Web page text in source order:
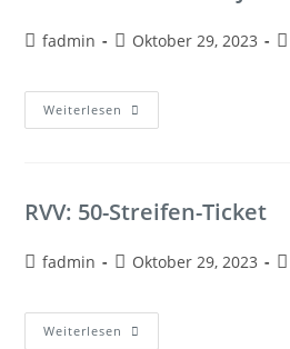
fadmin Oktober 29, 2023
Weiterlesen
RVV: 50-Streifen-Ticket
fadmin Oktober 29, 2023
Weiterlesen